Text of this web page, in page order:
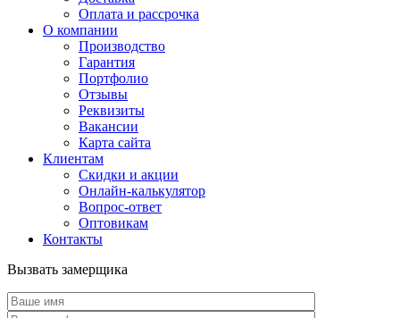
Оплата и рассрочка
О компании
Производство
Гарантия
Портфолио
Отзывы
Реквизиты
Вакансии
Карта сайта
Клиентам
Скидки и акции
Онлайн-калькулятор
Вопрос-ответ
Оптовикам
Контакты
Вызвать замерщика